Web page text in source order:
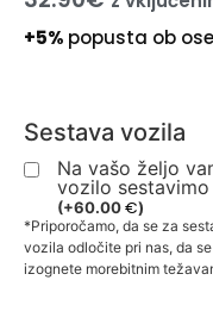
+5% popusta ob
Sestava vozila
Na vašo željo
vozilo sestavimo
(+60.00€)
*Priporočamo, da se za
vozila odločite pri nas, da se
izognete morebitnim